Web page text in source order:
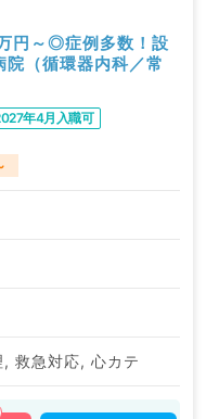
円～◎症例多数！設
（循環器内科／常
年4月入職可
救急対応, 心カテ